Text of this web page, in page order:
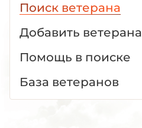
Поиск ветерана
Добавить ветерана
Помощь в поиске
База ветеранов